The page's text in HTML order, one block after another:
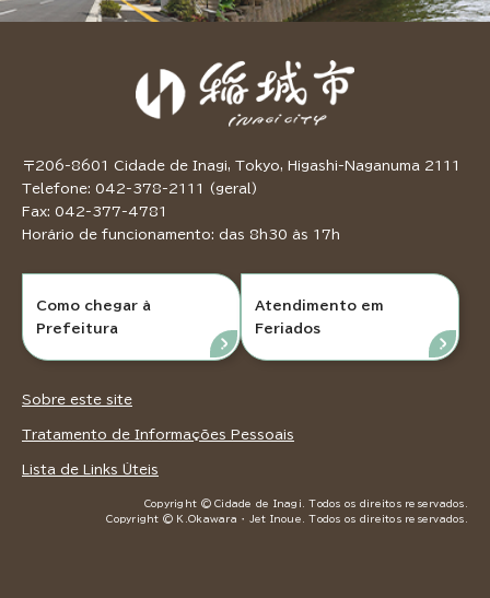
〒206-8601 Cidade de Inagi, Tokyo, Higashi-Naganuma 2111
Telefone: 042-378-2111 (geral)
Fax: 042-377-4781
Horário de funcionamento: das 8h30 às 17h
Como chegar à
Prefeitura
Atendimento em
Feriados
Sobre este site
Tratamento de Informações Pessoais
Lista de Links Úteis
Copyright © Cidade de Inagi. Todos os direitos reservados.
Copyright © K.Okawara ・ Jet Inoue. Todos os direitos reservados.